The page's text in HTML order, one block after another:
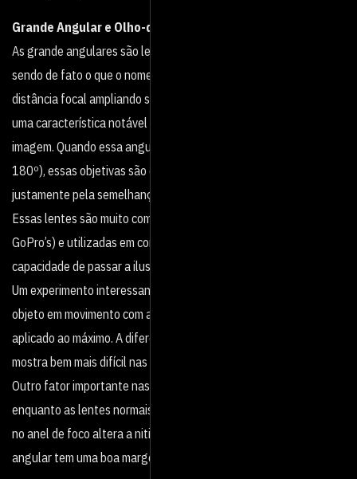
Grande Angular e Olho-de-Peixe
As grande angulares são lentes que como dito anteriormente e
sendo de fato o que o nome sugere, possuem uma pequena
distância focal ampliando seu ângulo de visão. Por essa distância,
uma característica notável é a distorção causada nas bordas da
imagem. Quando essa angulação é extrema (podendo chegar até
180º), essas objetivas são chamadas de olho-de-peixe
justamente pela semelhança ao globo ocular desses animais.
Essas lentes são muito comuns em câmeras de ação (como
GoPro’s) e utilizadas em conjunto de gimbals, devido a sua alta
capacidade de passar a ilusão de estabilidade ao movimento.
Um experimento interessante de se fazer , é tentar filmar algum
objeto em movimento com a grande angular e depois com o zoom
aplicado ao máximo. A diferença é notável e a estabilidade se
mostra bem mais difícil nas teleobjetivas.
Outro fator importante nas grande angulares é a distância focal,
enquanto as lentes normais são muito sensíveis e qualquer toque
no anel de foco altera a nitidez da imagem, um lente grande
angular tem uma boa margem.